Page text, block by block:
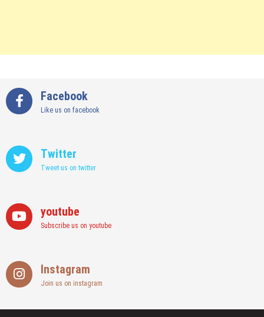
Facebook
Like us on facebook
Twitter
Tweet us on twitter
youtube
Subscribe us on youtube
Instagram
Join us on instagram